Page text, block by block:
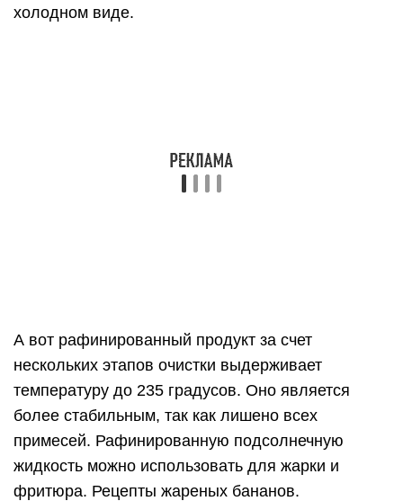
примесей. Рафинированную подсолнечную
жидкость можно использовать для жарки и
эти советы:
обращайте внимание на дату изготовления и
срок годности;
старайтесь выбирать масло в бутылках из
темного стекла. На свету масло быстрее
портится;